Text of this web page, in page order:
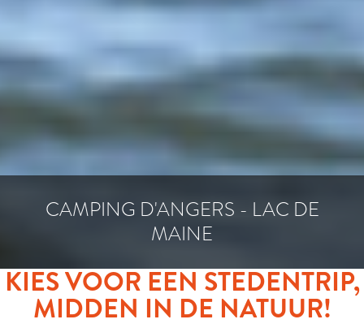
CAMPING D'ANGERS - LAC DE
MAINE
KIES VOOR EEN STEDENTRIP,
MIDDEN IN DE NATUUR!